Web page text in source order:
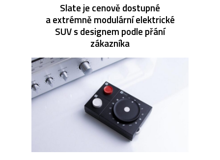
Slate je cenově dostupné
a extrémně modulární elektrické
SUV s designem podle přání
zákazníka